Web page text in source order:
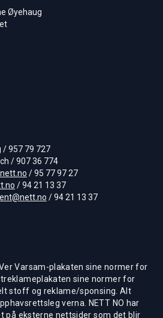
Øyehaug
/ 957 79 727
/ 907 36 774
/ 95 77 97 27
/ 94 21 13 37
/ 94 21 13 37
Varsam-plakaten sine normer for
sine normer for
stoff og reklame/sponsing. Alt
verna. NETT NO har
på eksterne nettsider som det blir